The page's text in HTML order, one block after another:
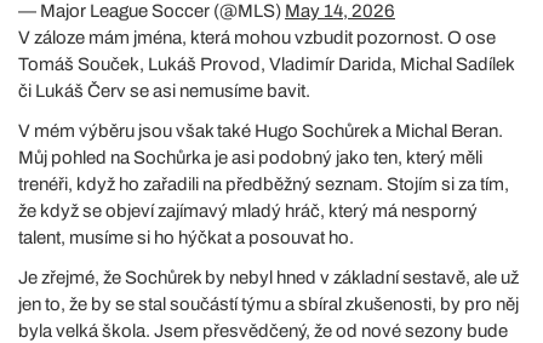
— Major League Soccer (@MLS) May 14, 2026
V záloze mám jména, která mohou vzbudit pozornost. O ose
Tomáš Souček, Lukáš Provod, Vladimír Darida, Michal Sadílek
či Lukáš Červ se asi nemusíme bavit.
V mém výběru jsou však také Hugo Sochůrek a Michal Beran.
Můj pohled na Sochůrka je asi podobný jako ten, který měli
trenéři, když ho zařadili na předběžný seznam. Stojím si za tím,
že když se objeví zajímavý mladý hráč, který má nesporný
talent, musíme si ho hýčkat a posouvat ho.
Je zřejmé, že Sochůrek by nebyl hned v základní sestavě, ale už
jen to, že by se stal součástí týmu a sbíral zkušenosti, by pro něj
byla velká škola. Jsem přesvědčený, že od nové sezony bude